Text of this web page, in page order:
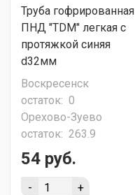
Труба гофрированная
ПНД "TDM" легкая с
протяжкой синяя
d32мм
Воскресенск
остаток: 0
Орехово-Зуево
остаток: 263.9
54 руб.
- +